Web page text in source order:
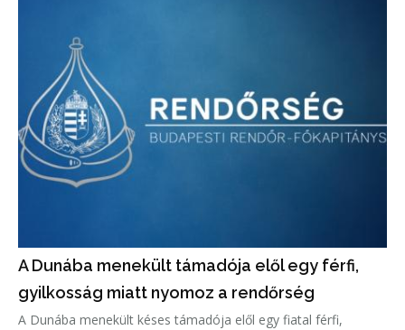
A Dunába menekült támadója elől egy férfi,
gyilkosság miatt nyomoz a rendőrség
A Dunába menekült késes támadója elől egy fiatal férfi,